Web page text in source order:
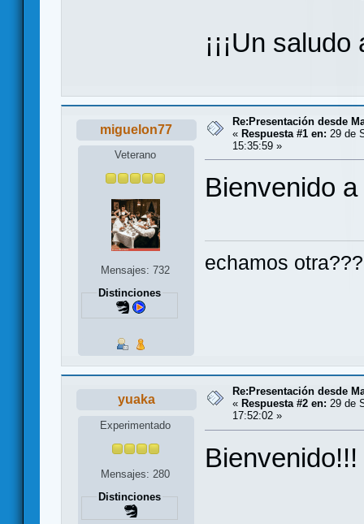
¡¡¡Un
miguelon77
Veterano
Mensajes: 732
Distinciones
Re:Presentación desde
« Respuesta #1 en: 29 de
15:35:59 »
Bienvenido
echamos otra???
yuaka
Experimentado
Mensajes: 280
Distinciones
Re:Presentación desde
« Respuesta #2 en: 29 de
17:52:02 »
Bienvenido!!!